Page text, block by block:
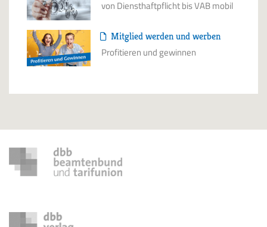
von Diensthaftpflicht bis VAB mobil
Mitglied werden und werben
Profitieren und gewinnen